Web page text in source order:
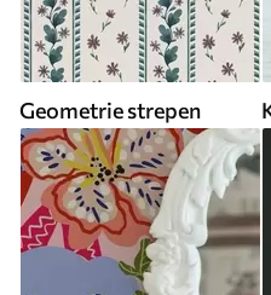
Geometrie strepen